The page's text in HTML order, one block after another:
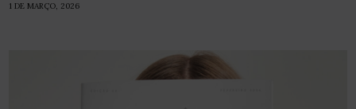
1 DE MARÇO, 2026